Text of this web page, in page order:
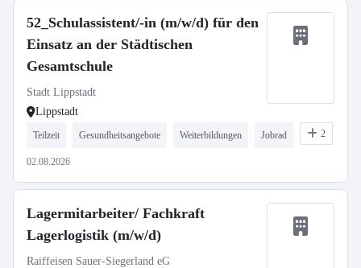
52_Schulassistent/-in (m/w/d) für den
Einsatz an der Städtischen
Gesamtschule
Stadt Lippstadt
Lippstadt
Teilzeit Gesundheitsangebote Weiterbildungen Jobrad 2
02.08.2026
Lagermitarbeiter/ Fachkraft
Lagerlogistik (m/w/d)
Raiffeisen Sauer-Siegerland eG